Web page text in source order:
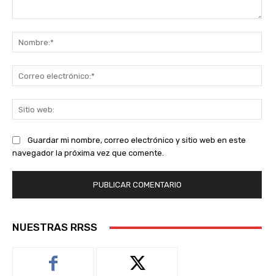
Guardar mi nombre, correo electrónico y sitio web en este
navegador la próxima vez que comente.
NUESTRAS RRSS